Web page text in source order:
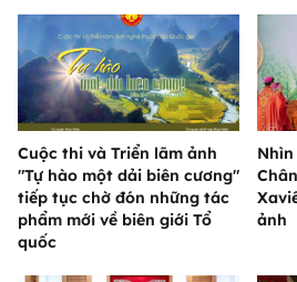
Cuộc thi và Triển lãm ảnh
"Tự hào một dải biên cương"
tiếp tục chờ đón những tác
phẩm mới về biên giới Tổ
quốc
ảnh